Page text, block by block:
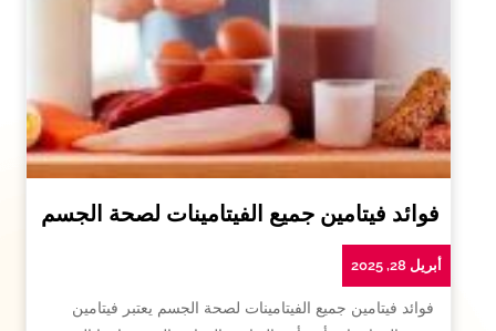
فوائد فيتامين جميع الفيتامينات لصحة الجسم
أبريل 28, 2025
فوائد فيتامين جميع الفيتامينات لصحة الجسم يعتبر فيتامين